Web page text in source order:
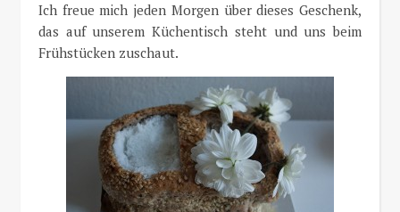
Ich freue mich jeden Morgen über dieses Geschenk,
das auf unserem Küchentisch steht und uns beim
Frühstücken zuschaut.